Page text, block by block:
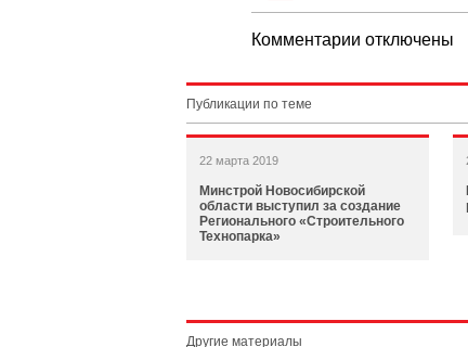
Комментарии отключены
Публикации по теме
22 марта 2019
Минстрой Новосибирской
области выступил за создание
Регионального «Строительного
Технопарка»
Другие материалы